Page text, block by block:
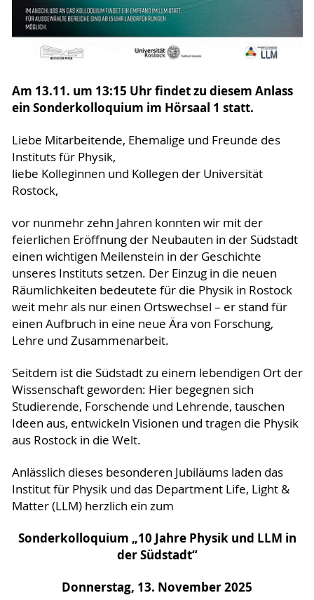
Am 13.11. um 13:15 Uhr findet zu diesem Anlass
ein Sonderkolloquium im Hörsaal 1 statt.
Liebe Mitarbeitende, Ehemalige und Freunde des
Instituts für Physik,
liebe Kolleginnen und Kollegen der Universität
Rostock,
vor nunmehr zehn Jahren konnten wir mit der
feierlichen Eröffnung der Neubauten in der Südstadt
einen wichtigen Meilenstein in der Geschichte
unseres Instituts setzen. Der Einzug in die neuen
Räumlichkeiten bedeutete für die Physik in Rostock
weit mehr als nur einen Ortswechsel – er stand für
einen Aufbruch in eine neue Ära von Forschung,
Lehre und Zusammenarbeit.
Seitdem ist die Südstadt zu einem lebendigen Ort der
Wissenschaft geworden: Hier begegnen sich
Studierende, Forschende und Lehrende, tauschen
Ideen aus, entwickeln Visionen und tragen die Physik
aus Rostock in die Welt.
Anlässlich dieses besonderen Jubiläums laden das
Institut für Physik und das Department Life, Light &
Matter (LLM) herzlich ein zum
Sonderkolloquium „10 Jahre Physik und LLM in
der Südstadt“
Donnerstag, 13. November 2025